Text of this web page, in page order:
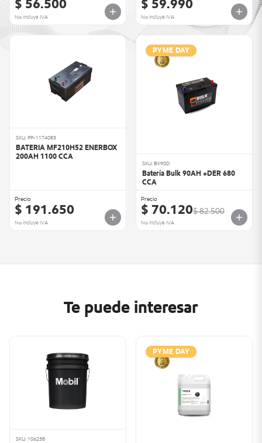
$ 56.500
No incluye IVA
$ 59.990
No incluye IVA
SKU: PP-1174083
BATERIA MF210H52 ENERBOX
200AH 1100 CCA
Precio
$ 191.650
No incluye IVA
PYME DAY
SKU: BK90D
Batería Bulk 90AH +DER 680
CCA
Precio
$ 70.120$ 82.500
No incluye IVA
Te puede interesar
SKU: 106238
PYME DAY